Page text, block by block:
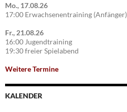
Mo., 17.08.26
17:00 Erwachsenentraining (Anfänger)
Fr., 21.08.26
16:00 Jugendtraining
19:30 freier Spielabend
Weitere Termine
KALENDER